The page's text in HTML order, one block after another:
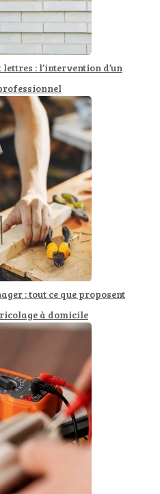
: l’intervention d’un
: tout ce que proposent
à domicile